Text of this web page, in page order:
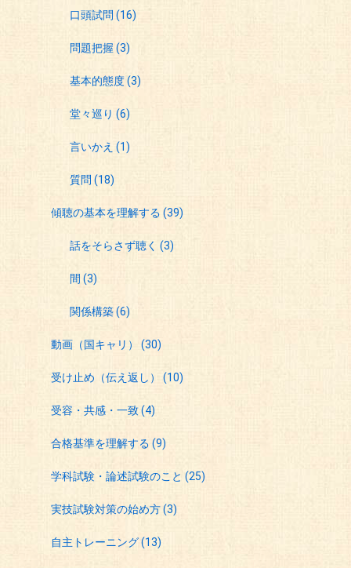
口頭試問(16)
問題把握(3)
基本的態度(3)
堂々巡り(6)
言いかえ(1)
質問(18)
傾聴の基本を理解する (39)
話をそらさず聴く(3)
間(3)
関係構築(6)
動画（国キャリ） (30)
受け止め（伝え返し） (10)
受容・共感・一致(4)
合格基準を理解する (9)
学科試験・論述試験のこと (25)
実技試験対策の始め方(3)
自主トレーニング(13)